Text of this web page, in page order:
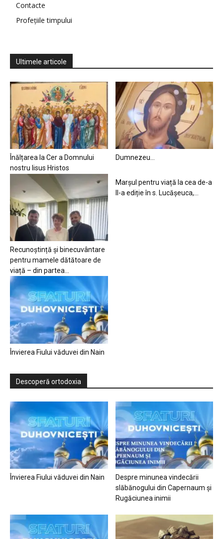
Contacte
Profețiile timpului
Ultimele articole
Înălțarea la Cer a Domnului
nostru Iisus Hristos
Dumnezeu…
Recunoștință și binecuvântare
pentru mamele dătătoare de
viață – din partea...
Marșul pentru viață la cea de-a
II-a ediție în s. Lucășeuca,...
Învierea Fiului văduvei din Nain
Descoperă ortodoxia
Învierea Fiului văduvei din Nain
Despre minunea vindecării
slăbănogului din Capernaum și
Rugăciunea inimii